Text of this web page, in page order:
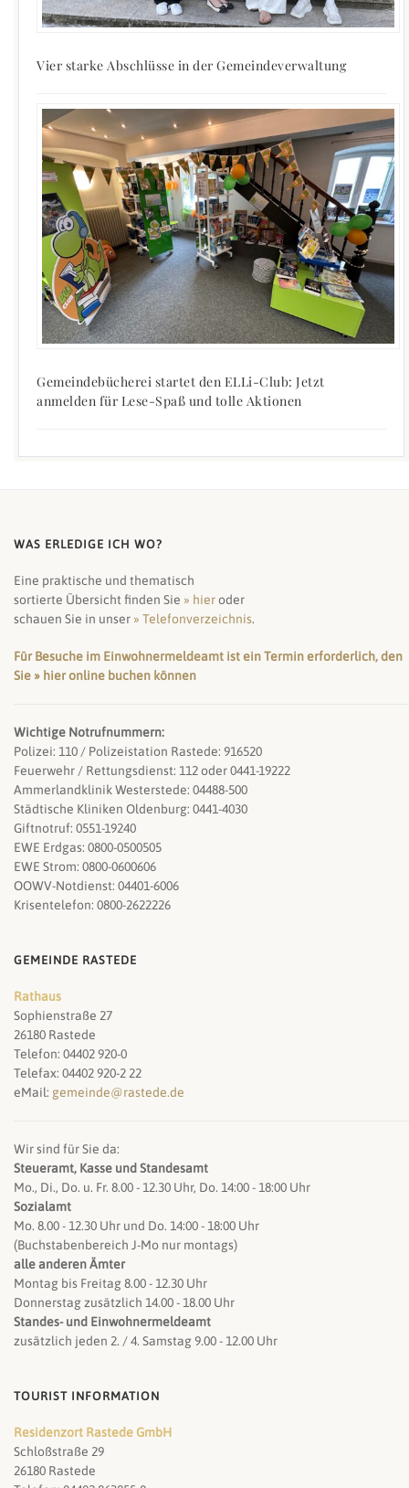
Vier starke Abschlüsse in der Gemeindeverwaltung
Gemeindebücherei startet den ELLi-Club: Jetzt
anmelden für Lese-Spaß und tolle Aktionen
WAS ERLEDIGE ICH WO?
Eine praktische und thematisch
sortierte Übersicht finden Sie » hieroder
schauen Sie in unser » Telefonverzeichnis.
Für Besuche im Einwohnermeldeamt ist ein Termin erforderlich, den
Sie » hier online buchen können
Wichtige Notrufnummern:
Polizei: 110 / Polizeistation Rastede: 916520
Feuerwehr / Rettungsdienst: 112 oder 0441-19222
Ammerlandklinik Westerstede: 04488-500
Städtische Kliniken Oldenburg: 0441-4030
Giftnotruf: 0551-19240
EWE Erdgas: 0800-0500505
EWE Strom: 0800-0600606
OOWV-Notdienst: 04401-6006
Krisentelefon: 0800-2622226
GEMEINDE RASTEDE
Rathaus
Sophienstraße 27
26180 Rastede
Telefon: 04402 920-0
Telefax: 04402 920-2 22
eMail: gemeinde@rastede.de
Wir sind für Sie da:
Steueramt, Kasse und Standesamt
Mo., Di., Do. u. Fr. 8.00 - 12.30 Uhr, Do. 14:00 - 18:00 Uhr
Sozialamt
Mo. 8.00 - 12.30 Uhr und Do. 14:00 - 18:00 Uhr
(Buchstabenbereich J-Mo nur montags)
alle anderen Ämter
Montag bis Freitag 8.00 - 12.30 Uhr
Donnerstag zusätzlich 14.00 - 18.00 Uhr
Standes- und Einwohnermeldeamt
zusätzlich jeden 2. / 4. Samstag 9.00 - 12.00 Uhr
TOURIST INFORMATION
Residenzort Rastede GmbH
Schloßstraße 29
26180 Rastede